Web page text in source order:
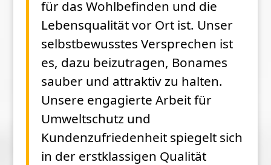
für das Wohlbefinden und die
Lebensqualität vor Ort ist. Unser
selbstbewusstes Versprechen ist
es, dazu beizutragen, Bonames
sauber und attraktiv zu halten.
Unsere engagierte Arbeit für
Umweltschutz und
Kundenzufriedenheit spiegelt sich
in der erstklassigen Qualität